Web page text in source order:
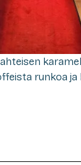
runkoa ja